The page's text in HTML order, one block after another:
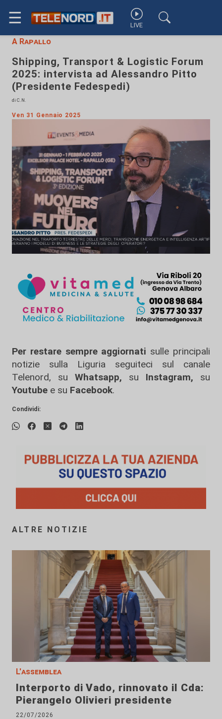
☰ LIVE
A Rapallo
Shipping, Transport & Logistic Forum
2025: intervista ad Alessandro Pitto
(Presidente Fedespedi)
di C.N.
Ven 31 Gennaio 2025
Per restare sempre aggiornati sulle principali
notizie sulla Liguria seguiteci sul canale
Telenord, su
Whatsapp, su Instagram, su
Youtube e su Facebook.
Condividi:
ALTRE NOTIZIE
L'assemblea
Interporto di Vado, rinnovato il Cda:
Pierangelo Olivieri presidente
22/07/2026